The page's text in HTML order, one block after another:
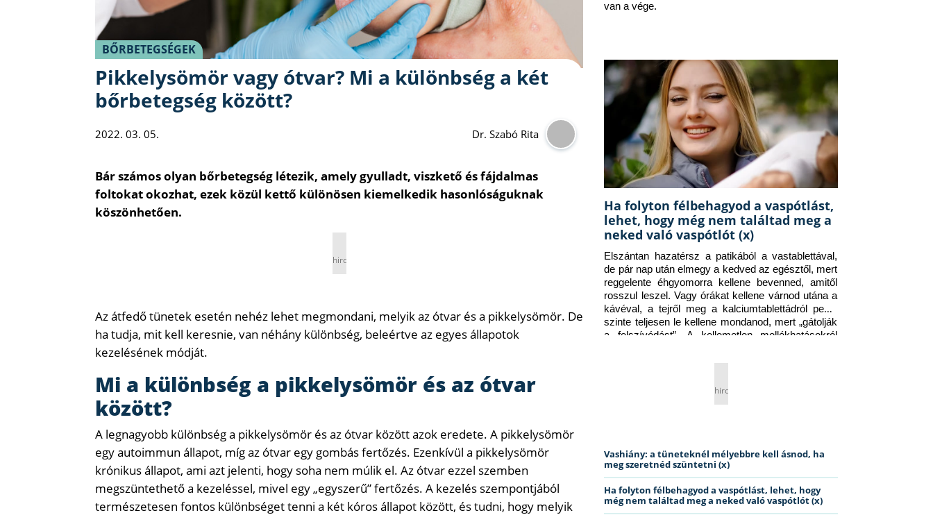
BŐRBETEGSÉGEK
Pikkelysömör vagy ótvar? Mi a különbség a két
bőrbetegség között?
2022. 03. 05. Dr. Szabó Rita
Bár számos olyan bőrbetegség létezik, amely gyulladt, viszkető és fájdalmas
foltokat okozhat, ezek közül kettő különösen kiemelkedik hasonlóságuknak
köszönhetően.
hirdetés
Az átfedő tünetek esetén nehéz lehet megmondani, melyik az ótvar és a pikkelysömör. De
ha tudja, mit kell keresnie, van néhány különbség, beleértve az egyes állapotok
kezelésének módját.
Mi a különbség a pikkelysömör és az ótvar
között?
A legnagyobb különbség a pikkelysömör és az ótvar között azok eredete. A pikkelysömör
egy autoimmun állapot, míg az ótvar egy gombás fertőzés. Ezenkívül a pikkelysömör
krónikus állapot, ami azt jelenti, hogy soha nem múlik el. Az ótvar ezzel szemben
megszüntethető a kezeléssel, mivel egy „egyszerű” fertőzés. A kezelés szempontjából
természetesen fontos különbséget tenni a két kóros állapot között, és tudni, hogy melyik
van a vége.
Ha folyton félbehagyod a vaspótlást,
lehet, hogy még nem találtad meg a
neked való vaspótlót (x)
Elszántan hazatérsz a patikából a vastablettával,
de pár nap után elmegy a kedved az egésztől, mert
reggelente éhgyomorra kellene bevenned, amitől
rosszul leszel. Vagy órákat kellene várnod utána a
kávéval, a tejről meg a kalciumtablettádról pedig
szinte teljesen le kellene mondanod, mert „gátolják
a felszívódást”. A kellemetlen mellékhatásokról
hirdetés
Vashiány: a tüneteknél mélyebbre kell ásnod, ha
meg szeretnéd szüntetni (x)
Ha folyton félbehagyod a vaspótlást, lehet, hogy
még nem találtad meg a neked való vaspótlót (x)